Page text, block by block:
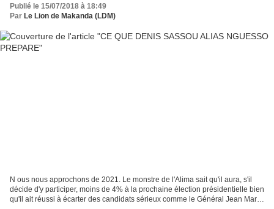
Publié le 15/07/2018 à 18:49
Par Le Lion de Makanda (LDM)
N ous nous approchons de 2021. Le monstre de l'Alima sait qu'il aura, s'il
décide d'y participer, moins de 4% à la prochaine élection présidentielle bien
qu'il ait réussi à écarter des candidats sérieux comme le Général Jean Marie